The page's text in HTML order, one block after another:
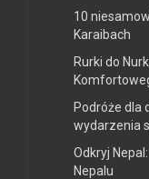
10
Karaibach
Rurki do
Podróże dla
wydarzenia
Odkryj
Nepalu